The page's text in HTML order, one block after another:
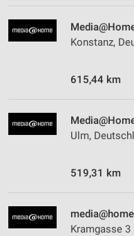
Konstanz,
615,44 km
Ulm,
519,31 km
Kramgasse 3